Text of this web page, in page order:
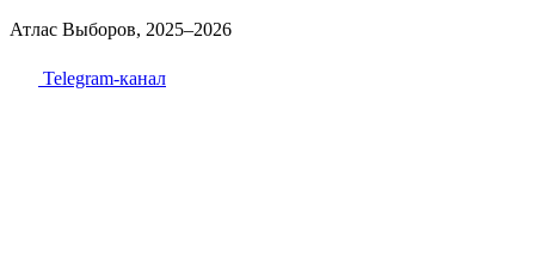
Атлас Выборов, 2025–2026
Telegram-канал